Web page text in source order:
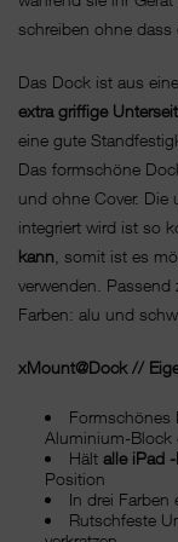
schreiben ohne dass
Das Dock ist aus
extra griffige
eine gute
Das formschöne
und ohne Cover. Die
integriert wird ist so
kann , somit ist es
verwenden. Passend
Farben: alu und
xMount@Dock //
Formschönes
Aluminium-Block
Hält alle iPad
Position
In drei Farben
Rutschfeste